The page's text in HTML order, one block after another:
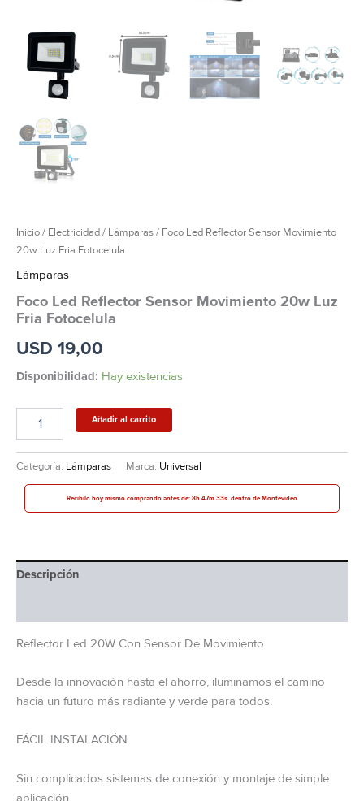
Inicio/ Electricidad/ Lámparas/ Foco Led Reflector Sensor Movimiento
20w Luz Fria Fotocelula
Lámparas
Foco Led Reflector Sensor Movimiento 20w Luz
Fria Fotocelula
USD 19,00
Disponibilidad: Hay existencias
Añadir al carrito
Categoría: Lámparas Marca: Universal
Recibilo hoy mismo comprando antes de: 8h 47m 33s. dentro de Montevideo
Descripción
Reflector Led 20W Con Sensor De Movimiento
Desde la innovación hasta el ahorro, iluminamos el camino
hacia un futuro más radiante y verde para todos.
FÁCIL INSTALACIÓN
Sin complicados sistemas de conexión y montaje de simple
aplicación.